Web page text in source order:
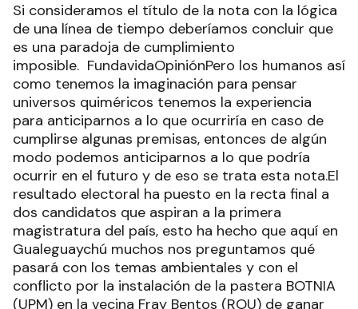
Si consideramos el título de la nota con la lógica
de una línea de tiempo deberíamos concluir que
es una paradoja de cumplimiento
imposible. FundavidaOpiniónPero los humanos así
como tenemos la imaginación para pensar
universos quiméricos tenemos la experiencia
para anticiparnos a lo que ocurriría en caso de
cumplirse algunas premisas, entonces de algún
modo podemos anticiparnos a lo que podría
ocurrir en el futuro y de eso se trata esta nota.El
resultado electoral ha puesto en la recta final a
dos candidatos que aspiran a la primera
magistratura del país, esto ha hecho que aquí en
Gualeguaychú muchos nos preguntamos qué
pasará con los temas ambientales y con el
conflicto por la instalación de la pastera BOTNIA
(UPM) en la vecina Fray Bentos (ROU) de ganar